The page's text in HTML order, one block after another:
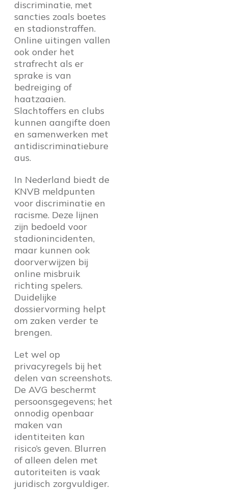
discriminatie, met
sancties zoals boetes
en stadionstraffen.
Online uitingen vallen
ook onder het
strafrecht als er
sprake is van
bedreiging of
haatzaaien.
Slachtoffers en clubs
kunnen aangifte doen
en samenwerken met
antidiscriminatiebure
aus.
In Nederland biedt de
KNVB meldpunten
voor discriminatie en
racisme. Deze lijnen
zijn bedoeld voor
stadionincidenten,
maar kunnen ook
doorverwijzen bij
online misbruik
richting spelers.
Duidelijke
dossiervorming helpt
om zaken verder te
brengen.
Let wel op
privacyregels bij het
delen van screenshots.
De AVG beschermt
persoonsgegevens; het
onnodig openbaar
maken van
identiteiten kan
risico’s geven. Blurren
of alleen delen met
autoriteiten is vaak
juridisch zorgvuldiger.